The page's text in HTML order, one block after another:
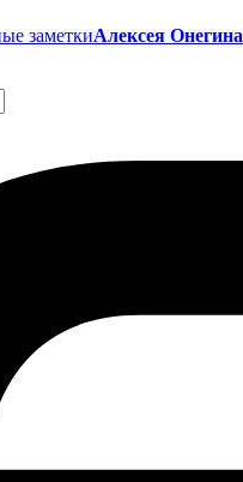
заметкиАлексея Онегина